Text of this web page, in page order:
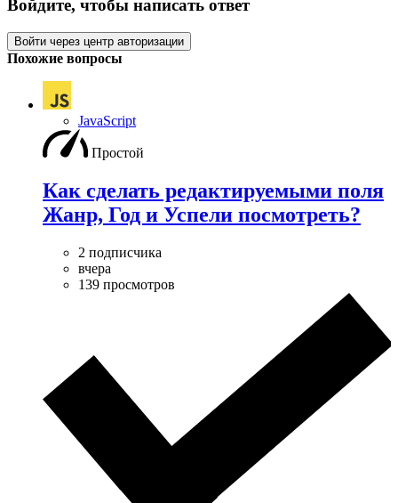
Войдите, чтобы написать ответ
Войти через центр авторизации
Похожие вопросы
JavaScript
Простой
Как сделать редактируемыми поля
Жанр, Год и Успели посмотреть?
2 подписчика
вчера
139 просмотров